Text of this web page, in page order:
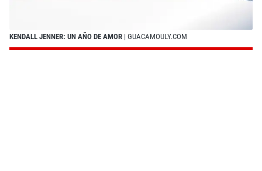
KENDALL JENNER: UN AÑO DE AMOR | GUACAMOULY.COM